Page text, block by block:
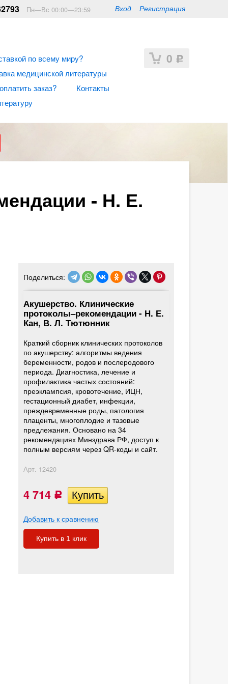
Вход Регистрация
Пн—Вс 00:00—23:59
0 Р
по всему миру?
медицинской литературы
заказ?
Контакты
- Н. Е.
Поделиться:
Акушерство. Клинические
протоколы–рекомендации - Н. Е.
Кан, В. Л. Тютюнник
Краткий сборник клинических протоколов
по акушерству: алгоритмы ведения
беременности, родов и послеродового
периода. Диагностика, лечение и
профилактика частых состояний:
преэклампсия, кровотечение, ИЦН,
гестационный диабет, инфекции,
преждевременные роды, патология
плаценты, многоплодие и тазовые
предлежания. Основано на 34
рекомендациях Минздрава РФ, доступ к
полным версиям через QR-коды и сайт.
Арт. 12420
4 714 Р
Добавить к сравнению
Купить в 1 клик